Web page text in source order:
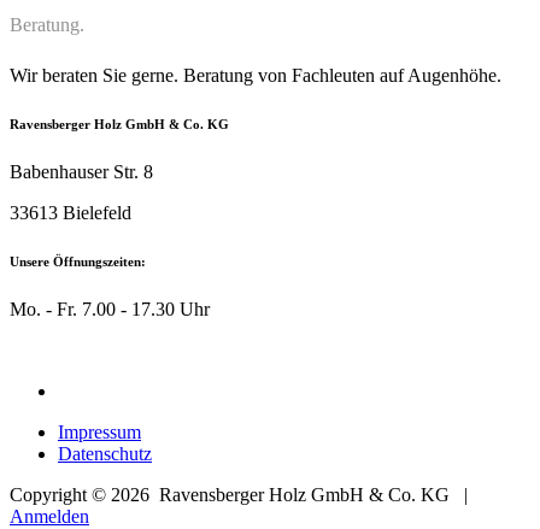
Beratung.
Wir beraten Sie gerne. Beratung von Fachleuten auf Augenhöhe.
Ravensberger Holz GmbH & Co. KG
Babenhauser Str. 8
33613 Bielefeld
Unsere Öffnungszeiten:
Mo. - Fr. 7.00 - 17.30 Uhr
Impressum
Datenschutz
Copyright © 2026 Ravensberger Holz GmbH & Co. KG |
Anmelden